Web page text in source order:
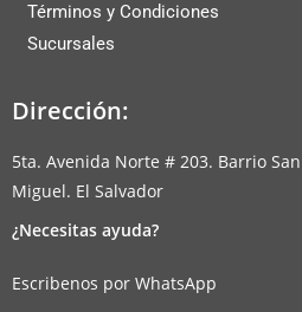
Términos y Condiciones
Sucursales
Dirección:
5ta. Avenida Norte # 203. Barrio
Miguel. El Salvador
¿Necesitas ayuda?
Escribenos por WhatsApp